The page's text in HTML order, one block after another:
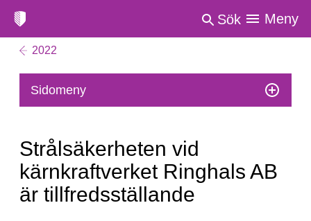
Sök Meny
2022
Sidomeny
Strålsäkerheten vid
kärnkraftverket Ringhals AB
är tillfredsställande